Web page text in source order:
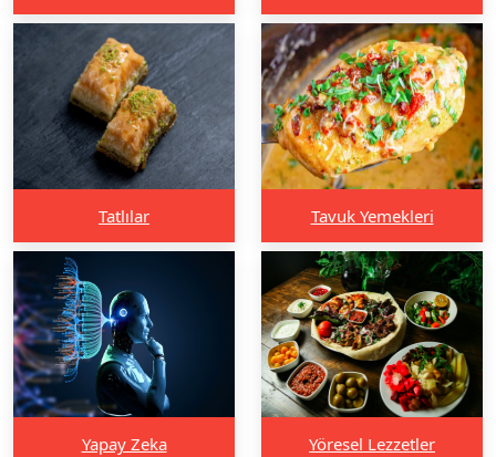
Tatlılar Tavuk Yemekleri
Yapay Zeka Yöresel Lezzetler